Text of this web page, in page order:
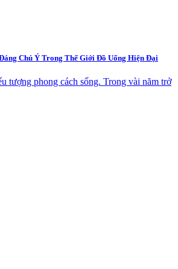
Chú Ý Trong Thế Giới Đồ Uống Hiện Đại
tượng phong cách sống. Trong vài năm trở